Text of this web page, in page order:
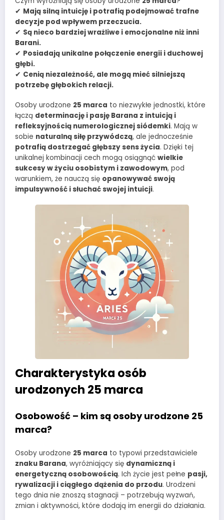
✔ Mają silną intuicję i potrafią podejmować trafne
decyzje pod wpływem przeczucia.
✔ Są nieco bardziej wrażliwe i emocjonalne niż inni
Barani.
✔ Posiadają unikalne połączenie energii i duchowej
głębi.
✔ Cenią niezależność, ale mogą mieć silniejszą
potrzebę głębokich relacji.
Osoby urodzone 25 marca to niezwykłe jednostki, które
łączą determinację i pasję Barana z intuicją i
refleksyjnością numerologicznej siódemki. Mają w
sobie naturalną siłę przywódczą, ale jednocześnie
potrafią dostrzegać głębszy sens życia. Dzięki tej
unikalnej kombinacji cech mogą osiągnąć wielkie
sukcesy w życiu osobistym i zawodowym, pod
warunkiem, że nauczą się opanowywać swoją
impulsywność i słuchać swojej intuicji.
Charakterystyka osób
urodzonych 25 marca
Osobowość – kim są osoby urodzone 25
marca?
Osoby urodzone 25 marca to typowi przedstawiciele
znaku Barana, wyróżniający się dynamiczną i
energetyczną osobowością. Ich życie jest pełne pasji,
rywalizacji i ciągłego dążenia do przodu. Urodzeni
tego dnia nie znoszą stagnacji – potrzebują wyzwań,
zmian i aktywności, które dodają im energii do działania.